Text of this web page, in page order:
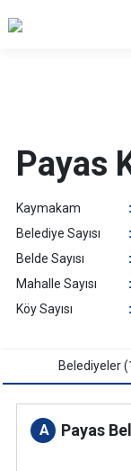
Belen
Erzin
Hassa
İskenderun
Kırıkhan
Payas
Kaymakam :
Belediye Sayısı
:
Belde Sayısı
:
Mahalle Sayısı
:
Köy Sayısı
:
Belediyeler
A Payas